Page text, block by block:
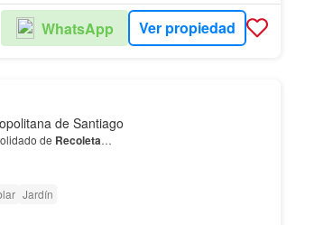
WhatsApp Ver propiedad
de Santiago
de Recoleta…
Jardín